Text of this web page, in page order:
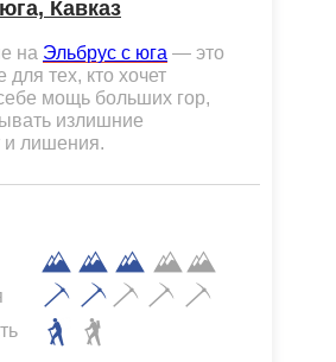
О ШКОЛЕ
Кавказ
на Эльбрус с юга — это
для тех, кто хочет
мощь больших гор,
излишние
и лишения.